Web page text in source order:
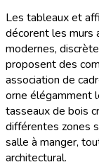
Les tableaux et
décorent les murs
modernes,
proposent des
association de
orne élégamment
tasseaux de bois
différentes zones
salle à manger,
architectural.